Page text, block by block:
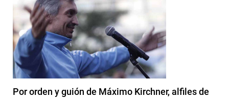
Por orden y guión de Máximo Kirchner, alfiles de